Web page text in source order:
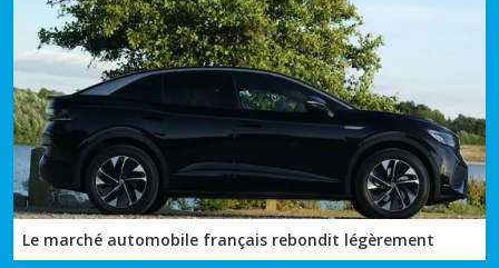
Le marché automobile français rebondit légèrement